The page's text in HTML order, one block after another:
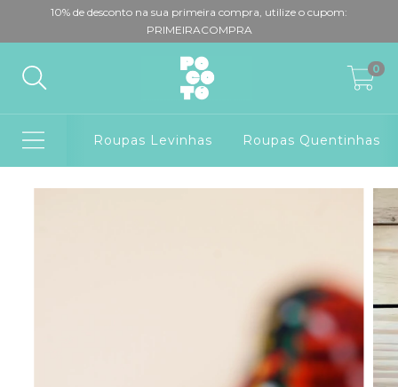
10% de desconto na sua primeira compra, utilize o cupom:
PRIMEIRACOMPRA
0
Roupas Levinhas Roupas Quentinhas